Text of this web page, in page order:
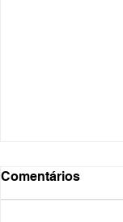
Comentários